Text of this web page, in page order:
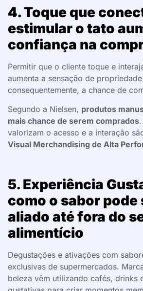
4. Toque que
estimular o tato
confiança na
Permitir que o cliente toque e
aumenta a sensação de propriedade
consequentemente, a chance de
Segundo a Nielsen, produtos
mais chance de serem comprados
valorizam o acesso e a interação
Visual Merchandising de Alta
5. Experiência
como o sabor pode
aliado até fora do
alimentício
Degustações e ativações com
exclusivas de supermercados.
beleza vêm utilizando cafés, drinks